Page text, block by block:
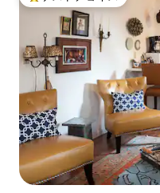
大好評のゲストチョイス